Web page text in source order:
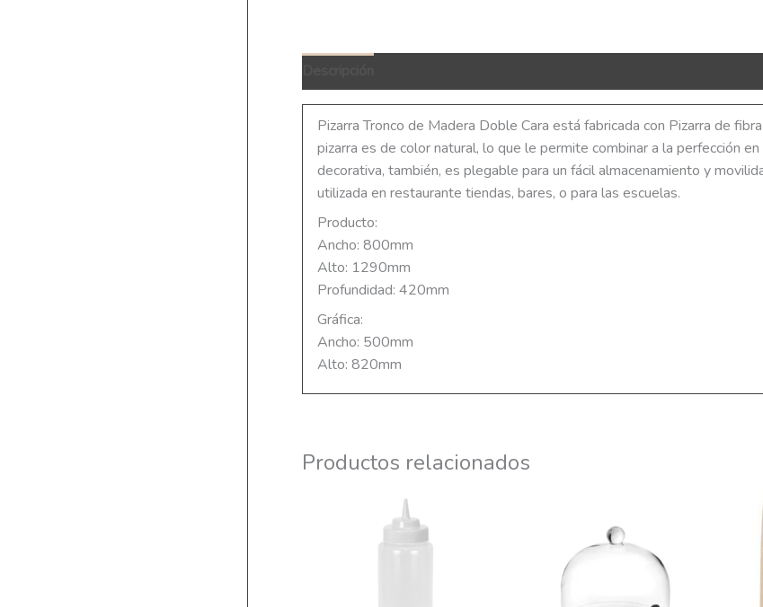
Pizarra Tronco de Madera Doble Cara está fabricada con Pizarra de
pizarra es de color natural, lo que le permite combinar a la perfección
decorativa, también, es plegable para un fácil almacenamiento y
utilizada en restaurante tiendas, bares, o para las escuelas.
Producto:
Ancho: 800mm
Alto: 1290mm
Profundidad: 420mm
Gráfica:
Ancho: 500mm
Alto: 820mm
Productos relacionados